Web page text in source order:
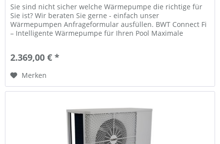
Sie sind nicht sicher welche Wärmepumpe die richtige für
Sie ist? Wir beraten Sie gerne - einfach unser
Wärmepumpen Anfrageformular ausfüllen. BWT Connect Fi
– Intelligente Wärmepumpe für Ihren Pool Maximale
2.369,00 € *
Merken